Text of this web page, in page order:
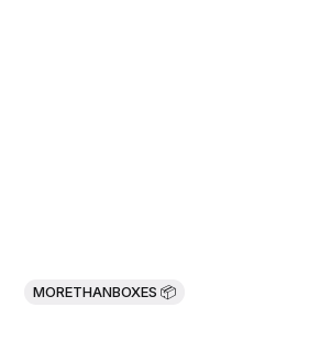
MORETHANBOXES 📦